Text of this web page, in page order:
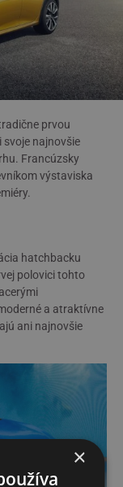
prvou
najnovšie
Francúzsky
výstaviska
hatchbacku
polovici tohto
a atraktívne
ani najnovšie
×